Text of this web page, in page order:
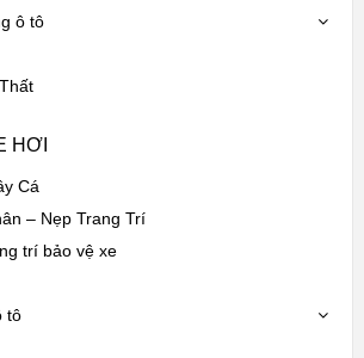
ô tô
HƠI
Cá
– Nẹp Trang Trí
trí bảo vệ xe
tô